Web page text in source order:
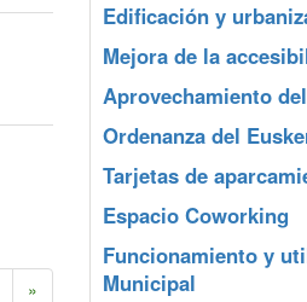
»
Edificación y
Mejora de la
Aprovechamiento
Ordenanza del
Tarjetas de
Espacio Coworking
Funcionamiento y
Municipal